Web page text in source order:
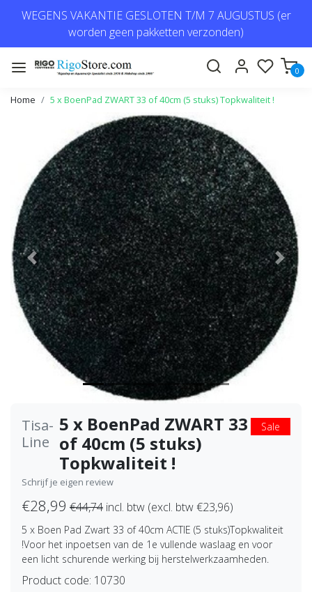
WEGENS VAKANTIE GESLOTEN T/M 7 AUGUSTUS (er
worden geen pakketten verzonden)
0
Home 5 x BoenPad ZWART 33 of 40cm (5 stuks) Topkwaliteit !
Vorige
Tisa-
Line
5 x BoenPad ZWART 33
of 40cm (5 stuks)
Topkwaliteit !
Sale
Schrijf je eigen review
€28,99 €44,74 incl. btw (excl. btw €23,96)
5 x Boen Pad Zwart 33 of 40cm ACTIE (5 stuks)Topkwaliteit
!Voor het inpoetsen van de 1e vullende waslaag en voor
een licht schurende werking bij herstelwerkzaamheden.
Product code: 10730